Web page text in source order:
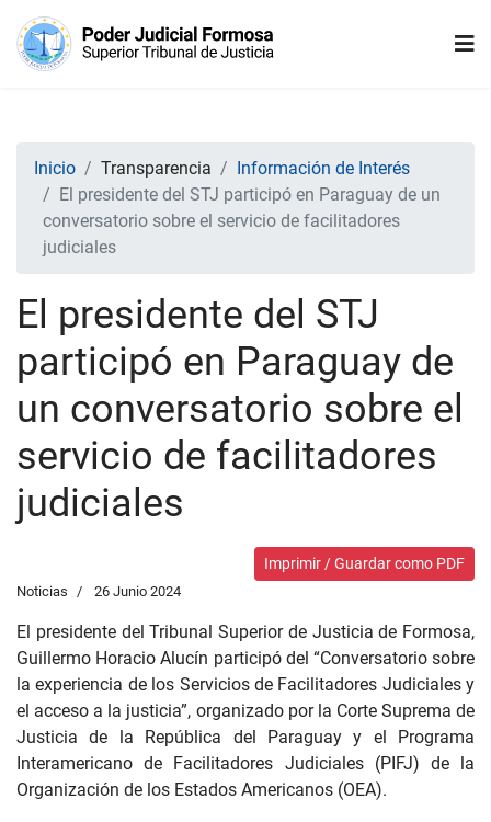
Inicio Transparencia
Información de Interés
El presidente del STJ participó en Paraguay de un
conversatorio sobre el servicio de facilitadores
judiciales
El presidente del STJ
participó en Paraguay de
un conversatorio sobre el
servicio de facilitadores
judiciales
Imprimir / Guardar como PDF
Noticias 26 Junio 2024
El presidente del Tribunal Superior de Justicia de Formosa,
Guillermo Horacio Alucín participó del “Conversatorio sobre
la experiencia de los Servicios de Facilitadores Judiciales y
el acceso a la justicia”, organizado por la Corte Suprema de
Justicia de la República del Paraguay y el Programa
Interamericano de Facilitadores Judiciales (PIFJ) de la
Organización de los Estados Americanos (OEA).